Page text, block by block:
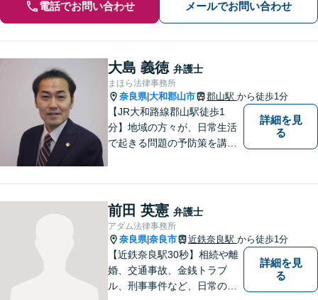
電話でお問い合わせ メールでお問い合わせ
大島 義徳 弁護士
まほら法律事務所
奈良県|大和郡山市 郡山駅 から徒歩1分
【JR大和路線郡山駅徒歩1
分】地域の方々が、日常生活
で起きる問題の予防策を講じ
身近な弁護士を目指していま
す。
詳細を見
る
前田 英憲 弁護士
アダム法律事務所
奈良県|奈良市 近鉄奈良駅 から徒歩1分
【近鉄奈良駅30秒】相続や離
婚、交通事故、金銭トラブ
ル、刑事事件など、日常の中
詳細を見
る